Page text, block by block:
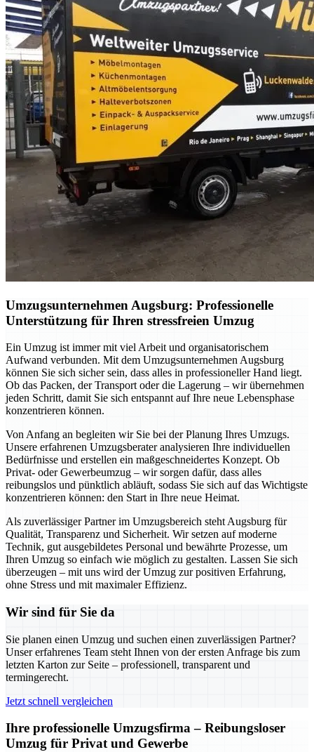
Umzugsunternehmen Augsburg: Professionelle
Unterstützung für Ihren stressfreien Umzug
Ein Umzug ist immer mit viel Arbeit und organisatorischem
Aufwand verbunden. Mit dem Umzugsunternehmen Augsburg
können Sie sich sicher sein, dass alles in professioneller Hand liegt.
Ob das Packen, der Transport oder die Lagerung – wir übernehmen
jeden Schritt, damit Sie sich entspannt auf Ihre neue Lebensphase
konzentrieren können.
Von Anfang an begleiten wir Sie bei der Planung Ihres Umzugs.
Unsere erfahrenen Umzugsberater analysieren Ihre individuellen
Bedürfnisse und erstellen ein maßgeschneidertes Konzept. Ob
Privat- oder Gewerbeumzug – wir sorgen dafür, dass alles
reibungslos und pünktlich abläuft, sodass Sie sich auf das Wichtigste
konzentrieren können: den Start in Ihre neue Heimat.
Als zuverlässiger Partner im Umzugsbereich steht Augsburg für
Qualität, Transparenz und Sicherheit. Wir setzen auf moderne
Technik, gut ausgebildetes Personal und bewährte Prozesse, um
Ihren Umzug so einfach wie möglich zu gestalten. Lassen Sie sich
überzeugen – mit uns wird der Umzug zur positiven Erfahrung,
ohne Stress und mit maximaler Effizienz.
Wir sind für Sie da
Sie planen einen Umzug und suchen einen zuverlässigen Partner?
Unser erfahrenes Team steht Ihnen von der ersten Anfrage bis zum
letzten Karton zur Seite – professionell, transparent und
termingerecht.
Jetzt schnell vergleichen
Ihre professionelle Umzugsfirma – Reibungsloser
Umzug für Privat und Gewerbe